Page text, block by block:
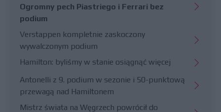
Ogromny pech Piastriego i Ferrari bez
podium
Verstappen kompletnie zaskoczony
wywalczonym podium
Hamilton: byliśmy w stanie osiągnąć więcej
Antonelli z 9. podium w sezonie i 50-punktową
przewagą nad Hamiltonem
Mistrz świata na Węgrzech powrócił do